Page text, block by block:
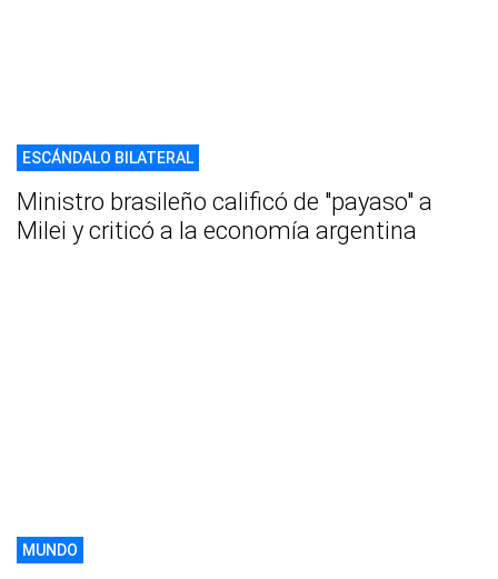
ESCÁNDALO BILATERAL
Ministro brasileño calificó de "payaso" a
Milei y criticó a la economía argentina
MUNDO